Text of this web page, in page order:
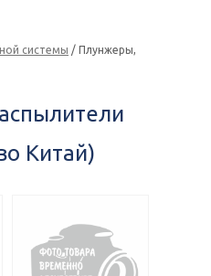
системы / Плунжеры,
Китай)